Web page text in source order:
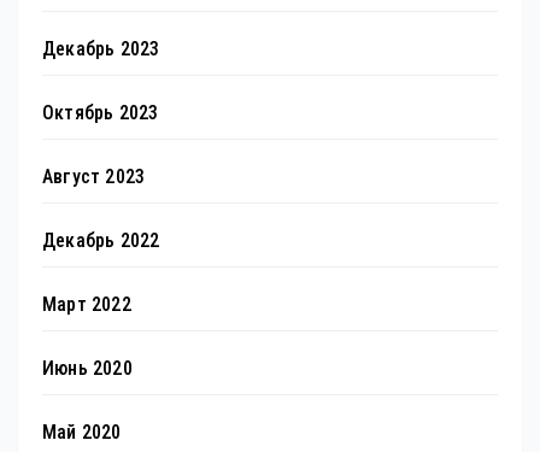
Декабрь 2023
Октябрь 2023
Август 2023
Декабрь 2022
Март 2022
Июнь 2020
Май 2020